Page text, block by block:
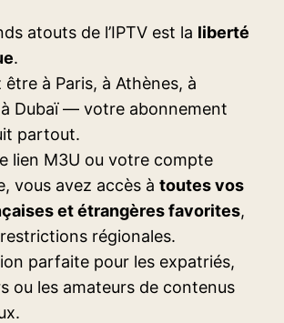
atouts de l’IPTV est la liberté
.
être à Paris, à Athènes, à
Dubaï — votre abonnement
partout.
lien M3U ou votre compte
vous avez accès àtoutes vos
et étrangères favorites,
régionales.
parfaite pour les expatriés,
ou les amateurs de contenus